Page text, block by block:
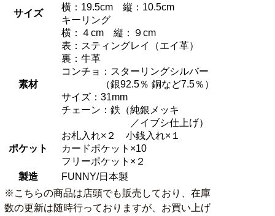
サイズ
横：19.5cm 縦：10.5cm
キーリング
横：４cm 縦：９cm
素材
表：スティングレイ（エイ革）
裏：牛革
コンチョ：スターリングシルバー
（銀92.5％ 銅など7.5％）
サイズ：31mm
チェーン：鉄（純銀メッキ
／イブシ仕上げ）
ポケット
お札入れ×２ 小銭入れ×１
カードポケット×10
フリーポケット×２
製造
FUNNY/日本製
※こちらの商品は店頭でも販売しており、在庫
数の更新は随時行っておりますが、お買い上げ